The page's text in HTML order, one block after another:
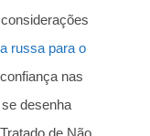
russa para o
nas
desenha
de Não